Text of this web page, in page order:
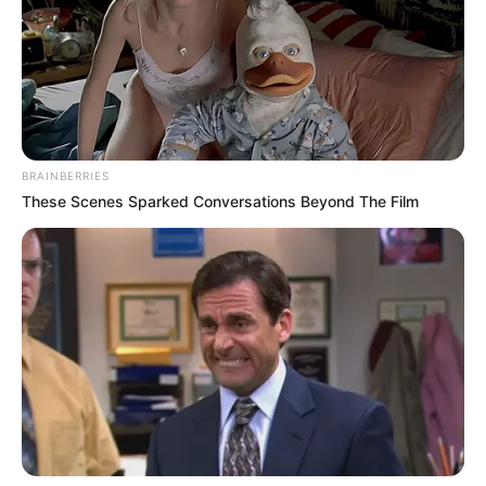
rendszert hozzon létre az Európai Unióban. A
csomag része a határon történő szűrés, a gyorsabb
eljárások, az ujjlenyomat- és adatkezelési
szabályok megerősítése, valamint a migrációs
nyomás alatt álló tagállamok támogatása.
Vagyis a paktum nem azt mondja, hogy Európa
egyik fő üzenete az, hogy a belépés, az elbírálás, a
visszaküldés és a tagállamok közötti
tehermegosztás rendezettebb keretek közé
kerüljön.
Ezt lehet kevesellni. Lehet azt mondani, hogy még
szigorúbb rendszer kellene. Lehet azt mondani,
hogy Magyarország más modellt akar. De Magyar
BRAINBERRIES
These Scenes Sparked Conversations Beyond The Film